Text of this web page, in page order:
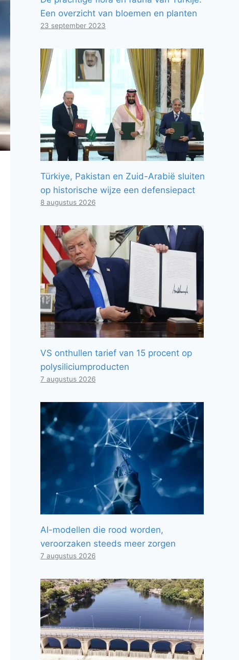
Een overzicht van bloemen en planten
23 september 2023
Türkiye, Pakistan en Zuid-Arabië sluiten
op historische wijze een defensiepact
8 augustus 2026
VS onthullen tarief van 15 procent op
polysiliciumproducten
7 augustus 2026
AI-modellen die rood worden,
veroorzaken steeds meer zorgen
7 augustus 2026